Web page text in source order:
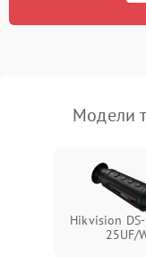
Модели
Hikvision
25UF/